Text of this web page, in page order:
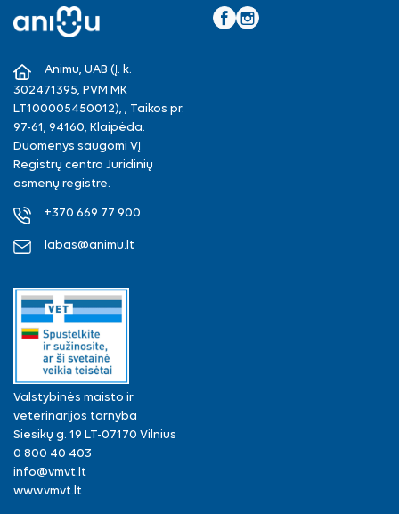
Animu, UAB (Į. k.
302471395, PVM MK
LT100005450012), , Taikos pr.
97-61, 94160, Klaipėda.
Duomenys saugomi VĮ
Registrų centro Juridinių
asmenų registre.
+370 669 77 900
labas@animu.lt
Valstybinės maisto ir
veterinarijos tarnyba
Siesikų g. 19 LT-07170 Vilnius
0 800 40 403
info@vmvt.lt
www.vmvt.lt